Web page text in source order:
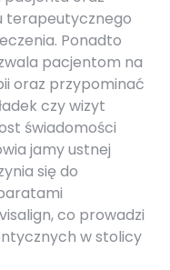
terapeutycznego
Ponadto
pacjentom na
oraz przypominać
czy wizyt
świadomości
jamy ustnej
się do
co prowadzi
w stolicy